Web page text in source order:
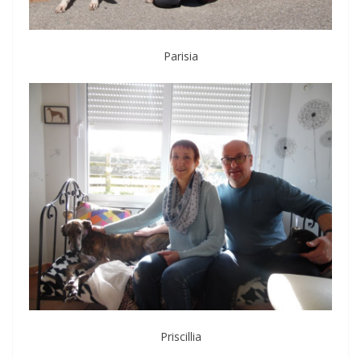
Parisia
Priscillia